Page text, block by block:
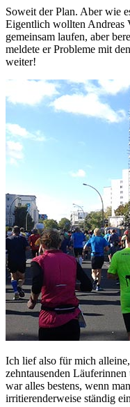
Soweit der Plan. Aber wie
Eigentlich wollten Andreas
gemeinsam laufen, aber
meldete er Probleme mit
weiter!
Ich lief also für mich
zehntausenden
war alles bestens, wenn
irritierenderweise ständig